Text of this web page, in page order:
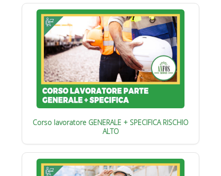
Corso lavoratore GENERALE + SPECIFICA RISCHIO
ALTO